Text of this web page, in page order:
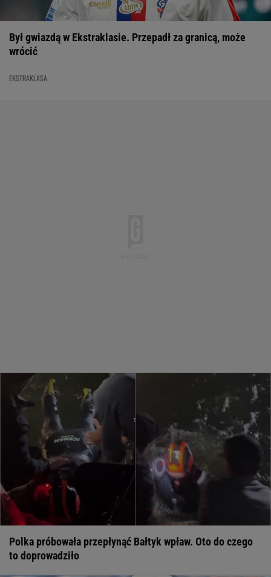
Był gwiazdą w Ekstraklasie. Przepadł za granicą, może
wrócić
EKSTRAKLASA
Polka próbowała przepłynąć Bałtyk wpław. Oto do czego
to doprowadziło